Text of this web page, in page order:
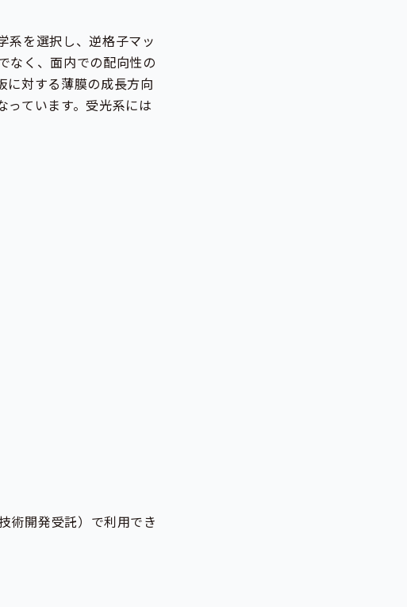
系を選択し、逆格子マッ
なく、面内での配向性の
に対する薄膜の成長方向
っています。受光系には
術開発受託）で利用でき